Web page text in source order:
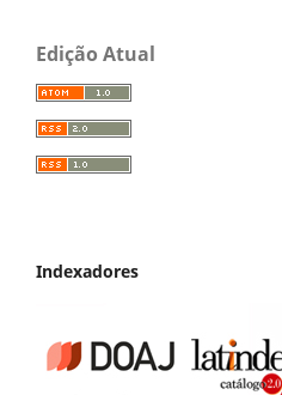
Edição Atual
Indexadores